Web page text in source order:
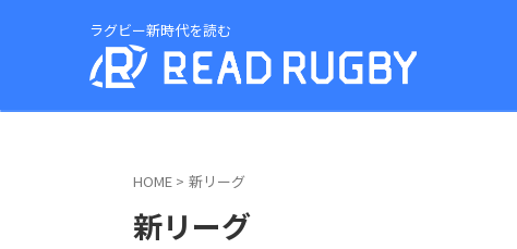
ラグビー新時代を読む
HOME > 新リーグ
新リーグ